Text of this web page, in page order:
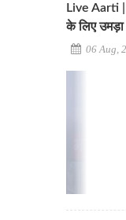
Live Aarti |
के लिए
06 Aug,